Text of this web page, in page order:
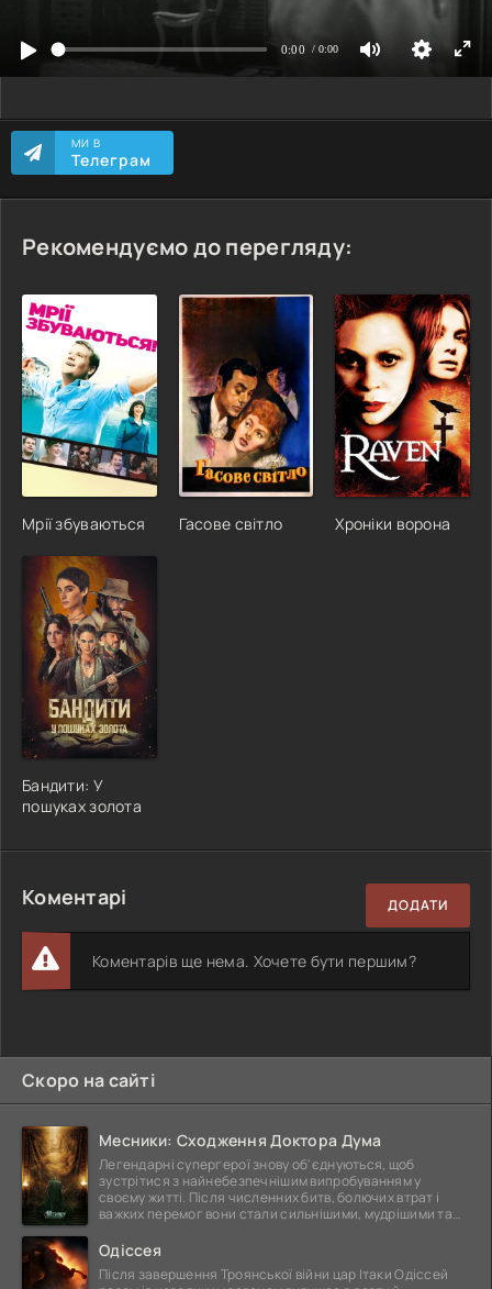
МИ В
Телеграм
Рекомендуємо до перегляду:
Мрії збуваються Гасове світло Хроніки ворона
Бандити: У
пошуках золота
Коментарі ДОДАТИ
Коментарів ще нема. Хочете бути першим?
Скоро на сайті
Месники: Сходження Доктора Дума
Легендарні супергерої знову об'єднуються, щоб
зустрітися з найнебезпечнішим випробуванням у
своєму житті. Після численних битв, болючих втрат і
важких перемог вони стали сильнішими, мудрішими та
Одіссея
Після завершення Троянської війни цар Ітаки Одіссей